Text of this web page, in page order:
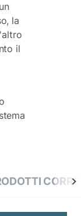
la
il